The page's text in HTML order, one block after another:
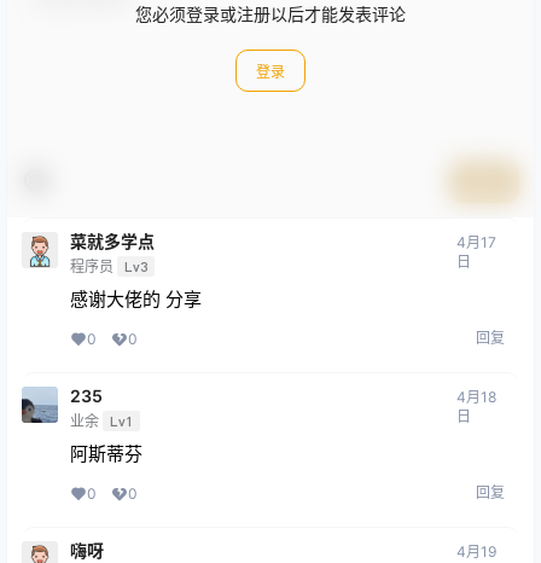
您必须登录或注册以后才能发表评论
登录
菜就多学点
程序员 Lv3
4月17
日
感谢大佬的 分享
0 0 回复
235
业余 Lv1
4月18
日
阿斯蒂芬
0 0 回复
嗨呀
4月19